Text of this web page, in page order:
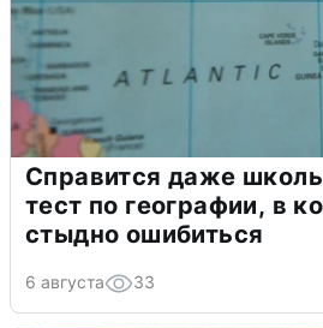
Справится даже
тест по географии, в
стыдно ошибиться
6 августа 33